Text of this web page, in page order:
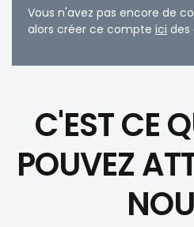
Vous n'avez pas encore de
alors créer ce compte ici des
C'EST CE
POUVEZ